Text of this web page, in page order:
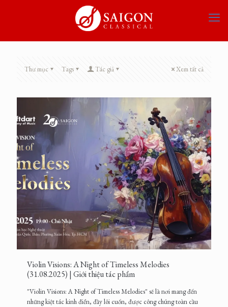
Thư mục Tags Tác giả Xem tất cả
Violin Visions: A Night of Timeless Melodies
(31.08.2025) | Giới thiệu tác phẩm
"Violin Visions: A Night of Timeless Melodies" sẽ là nơi mang đến
những kiệt tác kinh điển, đầy lôi cuốn, được công chúng toàn cầu